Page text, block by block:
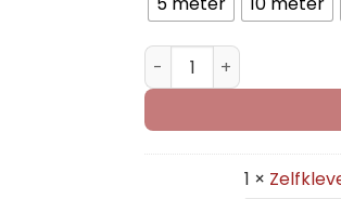
Zelfklevend
1 ×